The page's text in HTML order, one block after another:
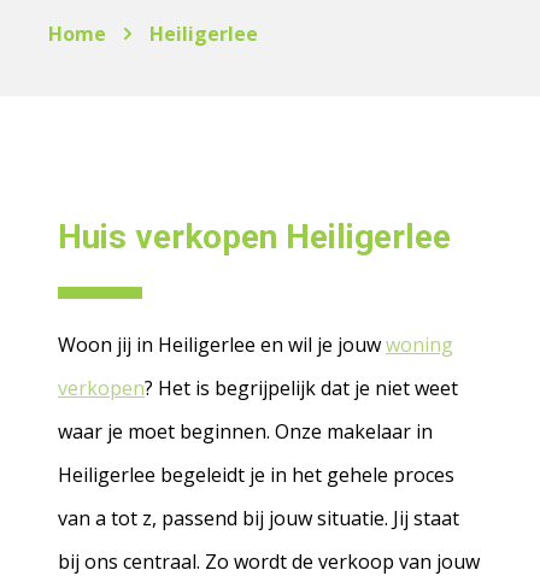
Home Heiligerlee
Huis verkopen Heiligerlee
Woon jij in Heiligerlee en wil je jouwwoning
verkopen? Het is begrijpelijk dat je niet weet
waar je moet beginnen. Onze makelaar in
Heiligerlee begeleidt je in het gehele proces
van a tot z, passend bij jouw situatie. Jij staat
bij ons centraal. Zo wordt de verkoop van jouw